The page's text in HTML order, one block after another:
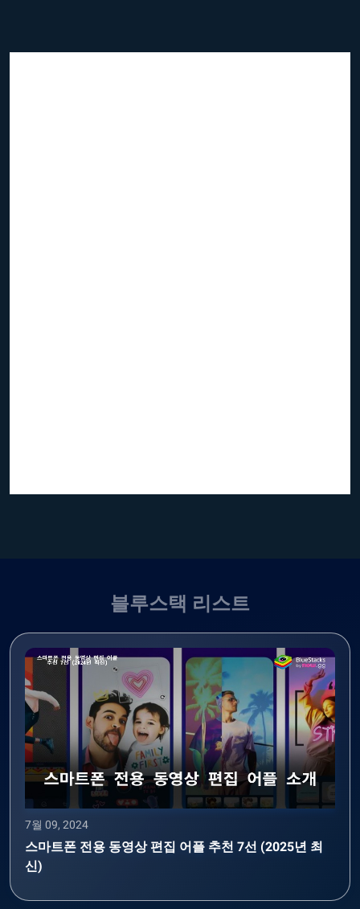
블루스택 리스트
7월 09, 2024
스마트폰 전용 동영상 편집 어플 추천 7선 (2025년 최
신)